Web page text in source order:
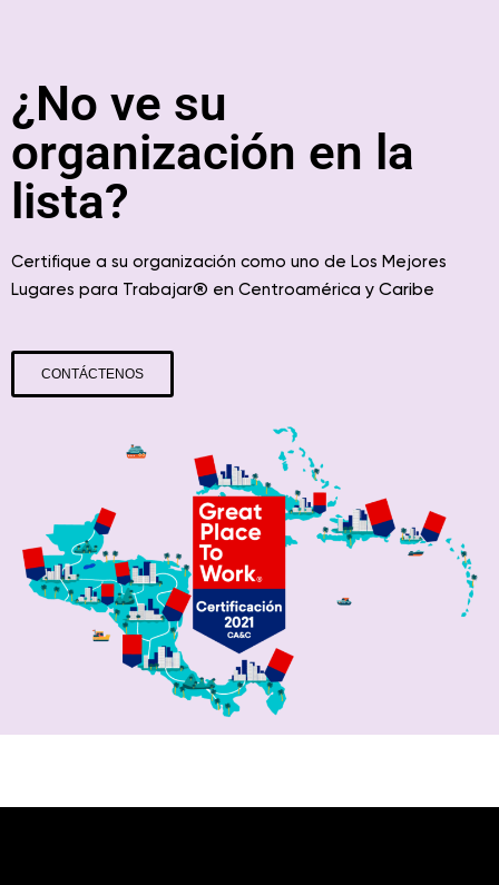
¿No ve su
organización en la
lista?
Certifique a su organización como uno de Los Mejores
Lugares para Trabajar® en Centroamérica y Caribe
CONTÁCTENOS